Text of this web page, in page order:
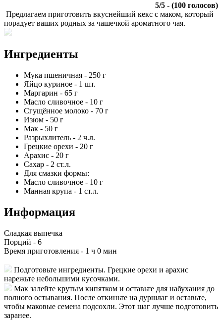
5/5 - (100 голосов)
Предлагаем приготовить вкуснейший кекс с маком, который
порадует ваших родных за чашечкой ароматного чая.
Ингредиенты
Мука пшеничная - 250 г
Яйцо куриное - 1 шт.
Маргарин - 65 г
Масло сливочное - 10 г
Сгущённое молоко - 70 г
Изюм - 50 г
Мак - 50 г
Разрыхлитель - 2 ч.л.
Грецкие орехи - 20 г
Арахис - 20 г
Сахар - 2 ст.л.
Для смазки формы:
Масло сливочное - 10 г
Манная крупа - 1 ст.л.
Информация
Сладкая выпечка
Порций - 6
Время приготовления - 1 ч 0 мин
Подготовьте ингредиенты. Грецкие орехи и арахис
нарежьте небольшими кусочками.
Мак залейте крутым кипятком и оставьте для набухания до
полного остывания. После откиньте на дуршлаг и оставьте,
чтобы маковые семена подсохли. Этот шаг лучше подготовить
заранее.